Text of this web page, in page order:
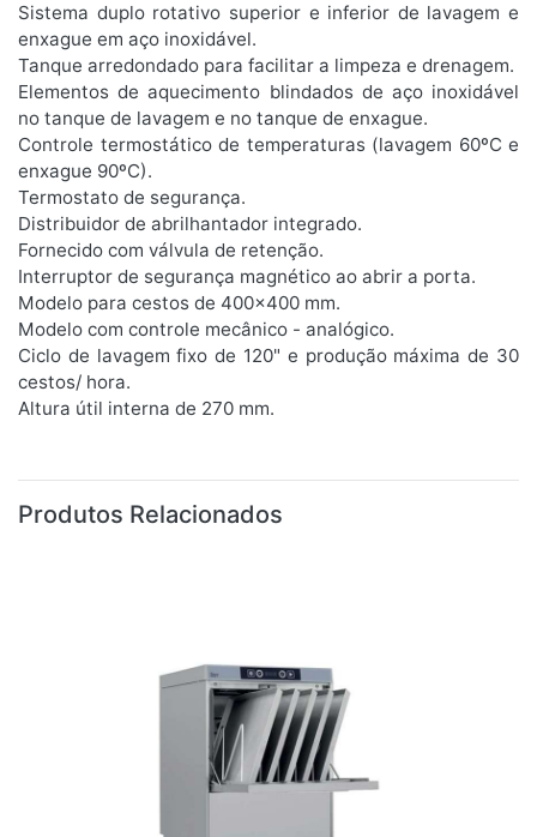
Sistema duplo rotativo superior e inferior de lavagem e
enxague em aço inoxidável.
Tanque arredondado para facilitar a limpeza e drenagem.
Elementos de aquecimento blindados de aço inoxidável
no tanque de lavagem e no tanque de enxague.
Controle termostático de temperaturas (lavagem 60ºC e
enxague 90ºC).
Termostato de segurança.
Distribuidor de abrilhantador integrado.
Fornecido com válvula de retenção.
Interruptor de segurança magnético ao abrir a porta.
Modelo para cestos de 400x400 mm.
Modelo com controle mecânico - analógico.
Ciclo de lavagem fixo de 120" e produção máxima de 30
cestos/ hora.
Altura útil interna de 270 mm.
Produtos Relacionados